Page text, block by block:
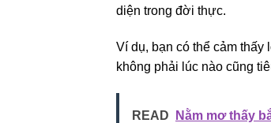
diện trong đời thực.
Ví dụ, bạn có thể cảm
không phải lúc nào cũng
READ Nằm mơ thấy